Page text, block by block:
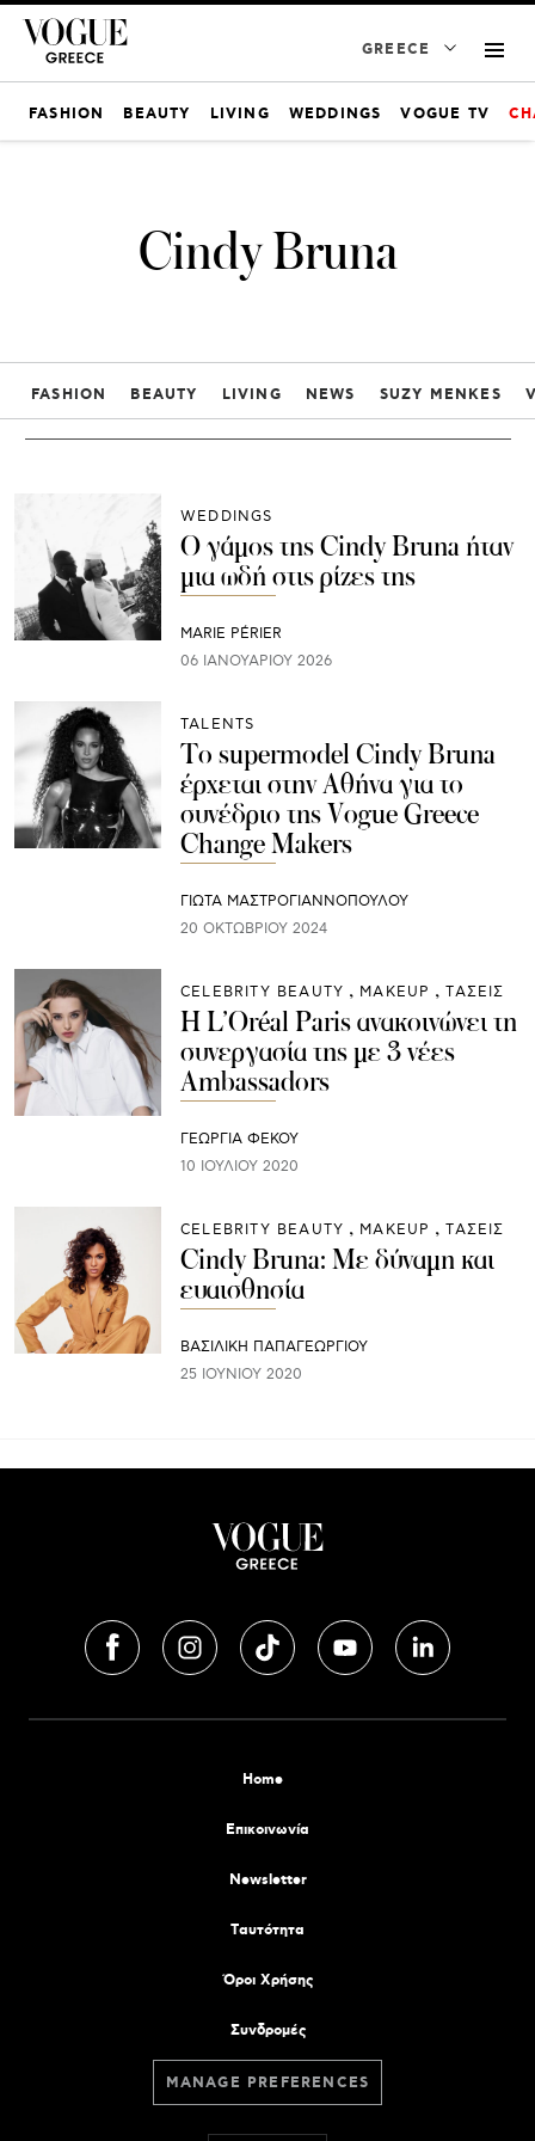
GREECE
FASHION BEAUTY LIVING WEDDINGS VOGUE TV
Cindy Bruna
FASHION BEAUTY LIVING NEWS SUZY MENKES
WEDDINGS
Ο γάμος της Cindy Bruna ήταν
μια ωδή στις ρίζες της
MARIE PÉRIER
06 ΙΑΝΟΥΑΡΊΟΥ 2026
TALENTS
Το supermodel Cindy Bruna
έρχεται στην Αθήνα για το
συνέδριο της Vogue Greece
Change Makers
ΓΙΩΤΑ ΜΑΣΤΡΟΓΙΑΝΝΟΠΟΥΛΟΥ
20 ΟΚΤΩΒΡΊΟΥ 2024
CELEBRITY BEAUTY ΜAKEUP ΤΑΣΕΙΣ
Η L’Oréal Paris ανακοινώνει τη
συνεργασία της με 3 νέες
Ambassadors
ΓΕΩΡΓΙΑ ΦΕΚΟΥ
10 ΙΟΥΛΊΟΥ 2020
CELEBRITY BEAUTY ΜAKEUP ΤΑΣΕΙΣ
Cindy Bruna: Με δύναμη και
ευαισθησία
ΒΑΣΙΛΙΚΗ ΠΑΠΑΓΕΩΡΓΙΟΥ
25 ΙΟΥΝΊΟΥ 2020
Home
Επικοινωνία
Newsletter
Tαυτότητα
Όροι Χρήσης
Συνδρομές
MANAGE PREFERENCES